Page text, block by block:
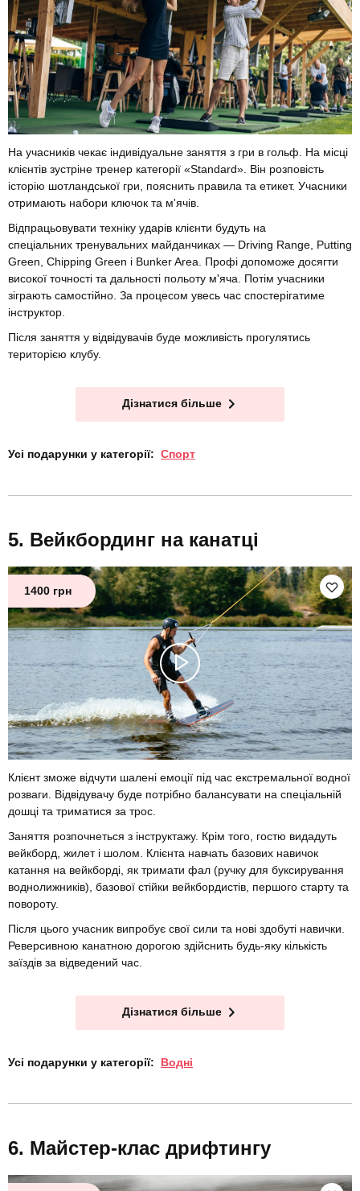
На учасників чекає індивідуальне заняття з гри в гольф. На місці
клієнтів зустріне тренер категорії «Standard». Він розповість
історію шотландської гри, пояснить правила та етикет. Учасники
отримають набори ключок та м'ячів.
Відпрацьовувати техніку ударів клієнти будуть на
спеціальних тренувальних майданчиках — Driving Range, Putting
Green, Chipping Green і Bunker Area. Профі допоможе досягти
високої точності та дальності польоту м'яча. Потім учасники
зіграють самостійно. За процесом увесь час спостерігатиме
інструктор.
Після заняття у відвідувачів буде можливість прогулятись
територією клубу.
Дізнатися більше
Усі подарунки у категорії: Спорт
Вейкбординг на канатці
1400 грн
Клієнт зможе відчути шалені емоції під час екстремальної водної
розваги. Відвідувачу буде потрібно балансувати на спеціальній
дошці та триматися за трос.
Заняття розпочнеться з інструктажу. Крім того, гостю видадуть
вейкборд, жилет і шолом. Клієнта навчать базових навичок
катання на вейкборді, як тримати фал (ручку для буксирування
воднолижників), базової стійки вейкбордистів, першого старту та
повороту.
Після цього учасник випробує свої сили та нові здобуті навички.
Реверсивною канатною дорогою здійснить будь-яку кількість
заїздів за відведений час.
Дізнатися більше
Усі подарунки у категорії: Водні
Майстер-клас дрифтингу